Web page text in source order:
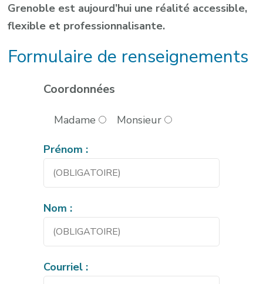
Grenoble est aujourd’hui une réalité accessible,
flexible et professionnalisante.
Formulaire de renseignements
Coordonnées
Madame Monsieur
Prénom :
Nom :
Courriel :